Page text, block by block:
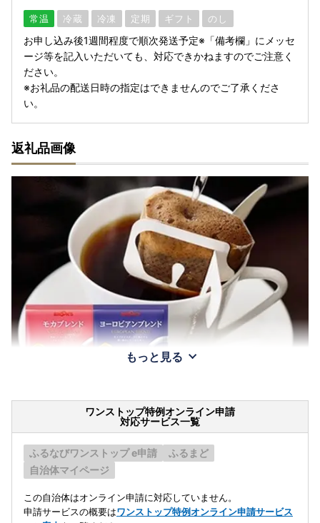
常温 冷蔵 冷凍 定期 ギフト のし
お申し込み後1週間程度で順次発送予定※「備考欄」にメッセ
ージ等を記入いただいても、対応できかねますのでご注意く
ださい。
※お礼品の配送日時の指定はできませんのでご了承くださ
い。
返礼品画像
もっと見る
ワンストップ特例オンライン申請
対応サービス一覧
ふるなびワンストップ e申請
ふるまど
自治体マイページ
この自治体はオンライン申請に対応していません。
申請サービスの概要はワンストップ特例オンライン申請サービス